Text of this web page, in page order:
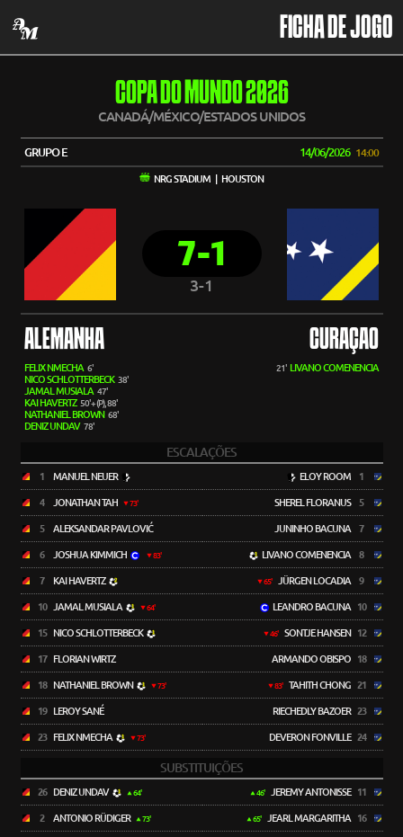
FICHA DE JOGO
COPA DO MUNDO 2026
CANADÁ/MÉXICO/ESTADOS UNIDOS
GRUPO E 14/06/2026 14:00
NRG STADIUM | HOUSTON
7-1
3-1
ALEMANHA CURAÇAO
FELIX NMECHA 6'
NICO SCHLOTTERBECK 38'
JAMAL MUSIALA 47'
KAI HAVERTZ 50'+ (P), 88'
NATHANIEL BROWN 68'
DENIZ UNDAV 78'
21' LIVANO COMENENCIA
ESCALAÇÕES
1 MANUEL NEUER
4 JONATHAN TAH 73'
5 ALEKSANDAR PAVLOVIĆ
6 JOSHUA KIMMICH 83'
7 KAI HAVERTZ
10 JAMAL MUSIALA 64'
15 NICO SCHLOTTERBECK
17 FLORIAN WIRTZ
18 NATHANIEL BROWN 73'
19 LEROY SANÉ
23 FELIX NMECHA 73'
ELOY ROOM 1
SHEREL FLORANUS 5
JUNINHO BACUNA 7
LIVANO COMENENCIA 8
65' JÜRGEN LOCADIA 9
LEANDRO BACUNA 10
46' SONTJE HANSEN 12
ARMANDO OBISPO 18
83' TAHITH CHONG 21
RIECHEDLY BAZOER 23
DEVERON FONVILLE 24
SUBSTITUIÇÕES
26 DENIZ UNDAV 64'
2 ANTONIO RÜDIGER 73'
46' JEREMY ANTONISSE 11
65' JEARL MARGARITHA 16